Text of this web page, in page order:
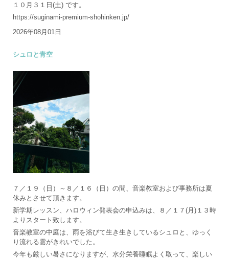
１０月３１日(土) です。
https://suginami-premium-shohinken.jp/
2026年08月01日
シュロと青空
７／１９（日）～８／１６（日）の間、音楽教室および事務所は夏
休みとさせて頂きます。
新学期レッスン、ハロウィン発表会の申込みは、８／１７(月)１３時
よりスタート致します。
音楽教室の中庭は、雨を浴びて生き生きしているシュロと、ゆっく
り流れる雲がきれいでした。
今年も厳しい暑さになりますが、水分栄養睡眠よく取って、楽しい